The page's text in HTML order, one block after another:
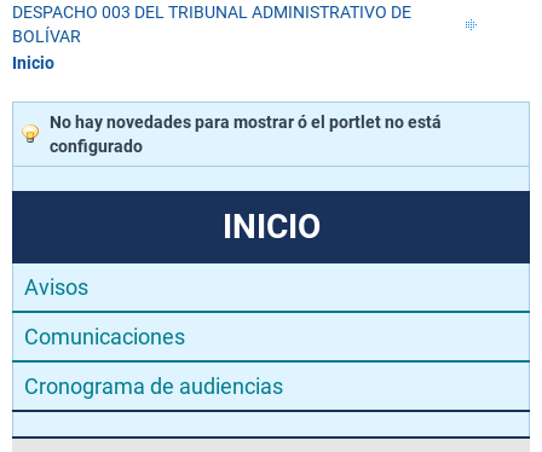
DESPACHO 003 DEL TRIBUNAL ADMINISTRATIVO DE
BOLÍVAR
Inicio
No hay novedades para mostrar ó el portlet no está
configurado
INICIO
Avisos
Comunicaciones
Cronograma de audiencias